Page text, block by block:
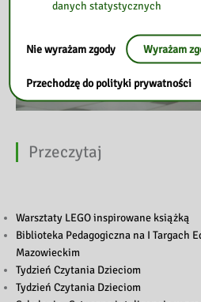
Przeczytaj
Warsztaty LEGO inspirowane książką
Biblioteka Pedagogiczna na I Targach
Mazowieckim
Tydzień Czytania Dzieciom
Tydzień Czytania Dzieciom
danych statystycznych
Nie wyrażam zgody Wyrażam
Przechodzę do polityki prywatności